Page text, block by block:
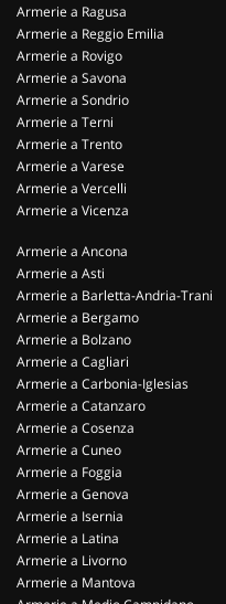
Armerie a Ragusa
Armerie a Reggio Emilia
Armerie a Rovigo
Armerie a Savona
Armerie a Sondrio
Armerie a Terni
Armerie a Trento
Armerie a Varese
Armerie a Vercelli
Armerie a Vicenza
Armerie a Ancona
Armerie a Asti
Armerie a Barletta-Andria-Trani
Armerie a Bergamo
Armerie a Bolzano
Armerie a Cagliari
Armerie a Carbonia-Iglesias
Armerie a Catanzaro
Armerie a Cosenza
Armerie a Cuneo
Armerie a Foggia
Armerie a Genova
Armerie a Isernia
Armerie a Latina
Armerie a Livorno
Armerie a Mantova